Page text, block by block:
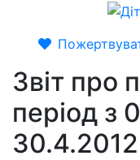
Звіт про
період з
30.4.2012